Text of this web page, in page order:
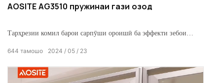
AOSITE AG3510 пружинаи гази озод
Тарҳрезии комил барои сарпӯши ороишӣ ба эффекти зебои
2024 05 23
644 тамошо